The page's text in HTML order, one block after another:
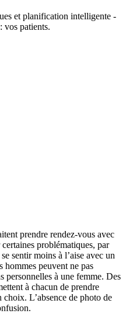
et planification intelligente -
vos patients.
prendre rendez-vous avec
problématiques, par
sentir moins à l’aise avec un
hommes peuvent ne pas
personnelles à une femme. Des
à chacun de prendre
L’absence de photo de